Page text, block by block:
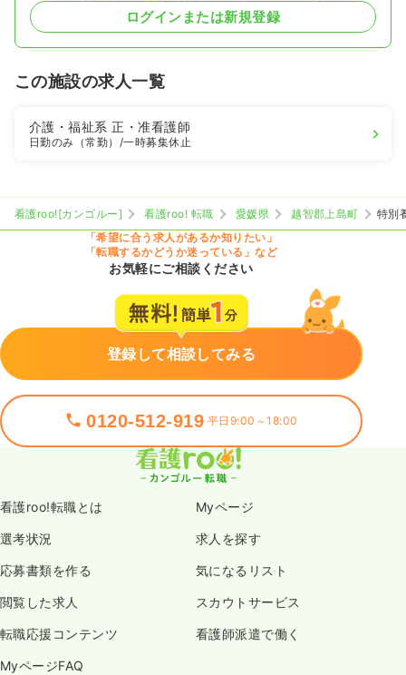
ログインまたは新規登録
この施設の求人一覧
介護・福祉系正・准看護師
日勤のみ（常勤） /一時募集休止
看護roo![カンゴルー] 看護roo! 転職 愛媛県 越智郡上島町
特別
「希望に合う求人があるか知りたい」
「転職するかどうか迷っている」など
お気軽にご相談ください
登録して相談してみる
0120-512-919 平日9:00～18:00
看護roo!転職とは Myページ
選考状況 求人を探す
応募書類を作る 気になるリスト
閲覧した求人 スカウトサービス
転職応援コンテンツ 看護師派遣で働く
MyページFAQ